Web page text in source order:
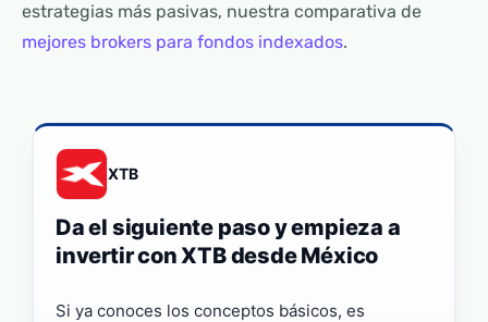
estrategias más pasivas, nuestra comparativa de
mejores brokers para fondos indexados.
XTB
Da el siguiente paso y empieza a
invertir con XTB desde México
Si ya conoces los conceptos básicos, es